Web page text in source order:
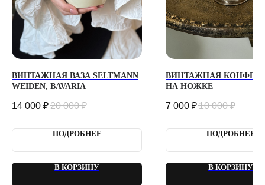
ВИНТАЖНАЯ ВАЗА SELTMANN
WEIDEN, BAVARIA
14 000 ₽20 000 ₽
ПОДРОБНЕЕ
В КОРЗИНУ
ВИНТАЖНАЯ
НА НОЖКЕ
7 000 ₽10 000 ₽
ПОДРОБНЕЕ
В КОРЗИНУ
2018 - 2025 PLOMBIR FLOWERS
ДОГОВОР ОФЕРТЫ
ИП Сомова Валентина Юриевна
ИНН 470320429965
ОГРНИП 320470400035500